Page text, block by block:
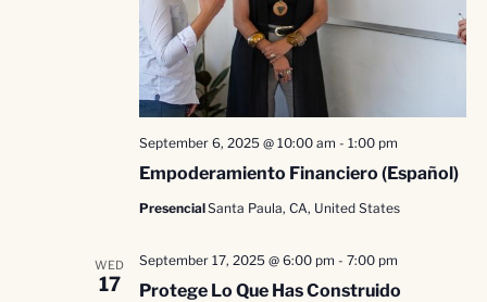
Empoderamiento Financiero (Español)
September 6, 2025 @ 10:00 am - 1:00 pm
PresencialSanta Paula, CA, United States
WED
17 Protege Lo Que Has Construido
September 17, 2025 @ 6:00 pm - 7:00 pm